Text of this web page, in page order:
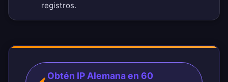
registros.
Obtén IP Alemana en 60